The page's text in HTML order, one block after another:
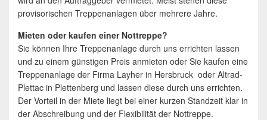
provisorischen Treppenanlagen über mehrere Jahre.
Mieten oder kaufen einer Nottreppe?
Sie können Ihre Treppenanlage durch uns errichten lassen
und zu einem günstigen Preis anmieten oder Sie kaufen eine
Treppenanlage der Firma Layher in Hersbruck oder Altrad-
Plettac in Plettenberg und lassen diese durch uns errichten.
Der Vorteil in der Miete liegt bei einer kurzen Standzeit klar in
der Abschreibung und der Flexibilität der Nottreppe.